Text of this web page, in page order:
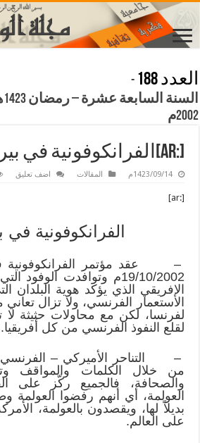
العدد 188
-
2002م
[:ar]الفرانكوفونية في بيروت[:]
1423/09/14م المقالات اضف تعليق
[:ar]
الفرانكوفونية
19/10/2002م وتوافدت
الإفريقي الذي يؤكد هوية البلدان
الاستعمار الفرنسي، ولا تزال
لفرنسا، لكن مع محاولات حثيثة لا
لقلع النفوذ الفرنسي من كل أفريقيا.
– التناحر الأميركي –
من خلال الكلمات والمواقف
والصحافة، فالجميع ركّز على
العولمة، أي أنهم رفضوا العولمة
بديلاً لها، ويقصدون بالعولمة،
على العالم.